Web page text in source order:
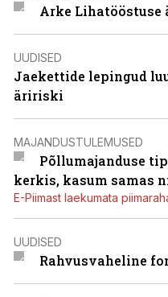
Arke Lihatööstuse
UUDISED
Jaekettide lepingud
äririski
MAJANDUSTULEMUSED
Põllumajanduse
kerkis, kasum samas
E-Piimast laekumata
UUDISED
Rahvusvaheline